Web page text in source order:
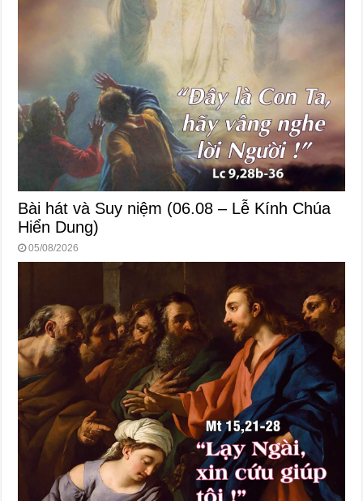
Bài hát và Suy niệm (06.08 – Lễ Kính Chúa
Hiển Dung)
05/08/2026